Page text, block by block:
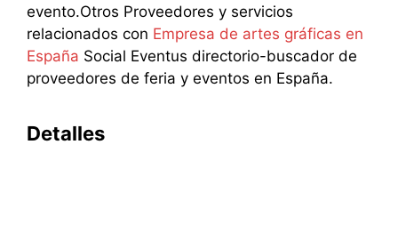
evento.Otros Proveedores y servicios
relacionados con Empresa de artes gráficas en
España Social Eventus directorio-buscador de
proveedores de feria y eventos en España.
Detalles